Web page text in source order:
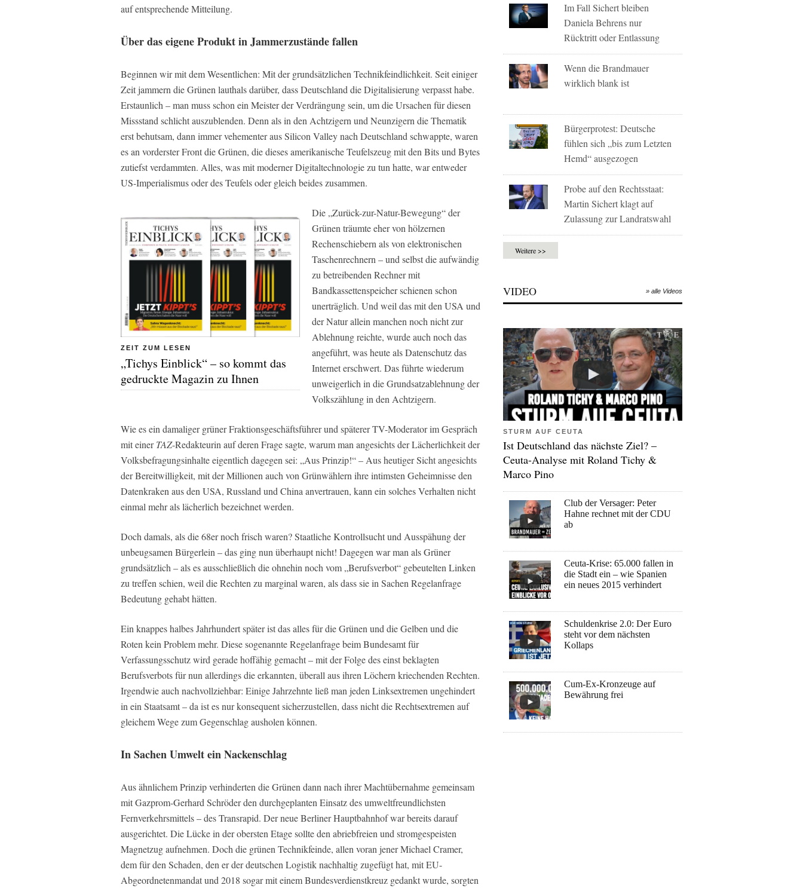
auf entsprechende Mitteilung.
Über das eigene Produkt in Jammerzustände fallen
Beginnen wir mit dem Wesentlichen: Mit der grundsätzlichen Technikfeindlichkeit. Seit einiger
Zeit jammern die Grünen lauthals darüber, dass Deutschland die Digitalisierung verpasst habe.
Erstaunlich – man muss schon ein Meister der Verdrängung sein, um die Ursachen für diesen
Missstand schlicht auszublenden. Denn als in den Achtzigern und Neunzigern die Thematik
erst behutsam, dann immer vehementer aus Silicon Valley nach Deutschland schwappte, waren
es an vorderster Front die Grünen, die dieses amerikanische Teufelszeug mit den Bits und Bytes
zutiefst verdammten. Alles, was mit moderner Digitaltechnologie zu tun hatte, war entweder
US-Imperialismus oder des Teufels oder gleich beides zusammen.
ZEIT ZUM LESEN
„Tichys Einblick“ – so kommt das
gedruckte Magazin zu Ihnen
Die „Zurück-zur-Natur-Bewegung“ der
Grünen träumte eher von hölzernen
Rechenschiebern als von elektronischen
Taschenrechnern – und selbst die aufwändig
zu betreibenden Rechner mit
Bandkassettenspeicher schienen schon
unerträglich. Und weil das mit den USA und
der Natur allein manchen noch nicht zur
Ablehnung reichte, wurde auch noch das
angeführt, was heute als Datenschutz das
Internet erschwert. Das führte wiederum
unweigerlich in die Grundsatzablehnung der
Volkszählung in den Achtzigern.
Wie es ein damaliger grüner Fraktionsgeschäftsführer und späterer TV-Moderator im Gespräch
mit einerTAZ-Redakteurin auf deren Frage sagte, warum man angesichts der Lächerlichkeit der
Volksbefragungsinhalte eigentlich dagegen sei: „Aus Prinzip!“ – Aus heutiger Sicht angesichts
der Bereitwilligkeit, mit der Millionen auch von Grünwählern ihre intimsten Geheimnisse den
Datenkraken aus den USA, Russland und China anvertrauen, kann ein solches Verhalten nicht
einmal mehr als lächerlich bezeichnet werden.
Doch damals, als die 68er noch frisch waren? Staatliche Kontrollsucht und Ausspähung der
unbeugsamen Bürgerlein – das ging nun überhaupt nicht! Dagegen war man als Grüner
grundsätzlich – als es ausschließlich die ohnehin noch vom „Berufsverbot“ gebeutelten Linken
zu treffen schien, weil die Rechten zu marginal waren, als dass sie in Sachen Regelanfrage
Bedeutung gehabt hätten.
Ein knappes halbes Jahrhundert später ist das alles für die Grünen und die Gelben und die
Roten kein Problem mehr. Diese sogenannte Regelanfrage beim Bundesamt für
Verfassungsschutz wird gerade hoffähig gemacht – mit der Folge des einst beklagten
Berufsverbots für nun allerdings die erkannten, überall aus ihren Löchern kriechenden Rechten.
Irgendwie auch nachvollziehbar: Einige Jahrzehnte ließ man jeden Linksextremen ungehindert
in ein Staatsamt – da ist es nur konsequent sicherzustellen, dass nicht die Rechtsextremen auf
gleichem Wege zum Gegenschlag ausholen können.
In Sachen Umwelt ein Nackenschlag
Aus ähnlichem Prinzip verhinderten die Grünen dann nach ihrer Machtübernahme gemeinsam
mit Gazprom-Gerhard Schröder den durchgeplanten Einsatz des umweltfreundlichsten
Fernverkehrsmittels – des Transrapid. Der neue Berliner Hauptbahnhof war bereits darauf
ausgerichtet. Die Lücke in der obersten Etage sollte den abriebfreien und stromgespeisten
Magnetzug aufnehmen. Doch die grünen Technikfeinde, allen voran jener Michael Cramer,
dem für den Schaden, den er der deutschen Logistik nachhaltig zugefügt hat, mit EU-
Abgeordnetenmandat und 2018 sogar mit einem Bundesverdienstkreuz gedankt wurde, sorgten
Im Fall Sichert bleiben
Daniela Behrens nur
Rücktritt oder Entlassung
Wenn die Brandmauer
wirklich blank ist
Bürgerprotest: Deutsche
fühlen sich „bis zum Letzten
Hemd“ ausgezogen
Probe auf den Rechtsstaat:
Martin Sichert klagt auf
Zulassung zur Landratswahl
Weitere >>
VIDEO » alle Videos
STURM AUF CEUTA
Ist Deutschland das nächste Ziel? –
Ceuta-Analyse mit Roland Tichy &
Marco Pino
Club der Versager: Peter
Hahne rechnet mit der CDU
ab
Ceuta-Krise: 65.000 fallen in
die Stadt ein – wie Spanien
ein neues 2015 verhindert
Schuldenkrise 2.0: Der Euro
steht vor dem nächsten
Kollaps
Cum-Ex-Kronzeuge auf
Bewährung frei